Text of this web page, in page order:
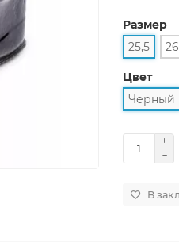
Размер
25,5
Цвет
Черный
В